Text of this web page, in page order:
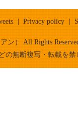
Privacy policy
ン） All Rights
の無断複写・転載を禁